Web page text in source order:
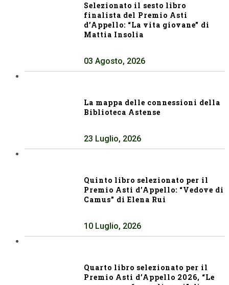
Selezionato il sesto libro
finalista del Premio Asti
d’Appello: “La vita giovane” di
Mattia Insolia
03 Agosto, 2026
La mappa delle connessioni della
Biblioteca Astense
23 Luglio, 2026
Quinto libro selezionato per il
Premio Asti d’Appello: “Vedove di
Camus” di Elena Rui
10 Luglio, 2026
Quarto libro selezionato per il
Premio Asti d’Appello 2026, “Le